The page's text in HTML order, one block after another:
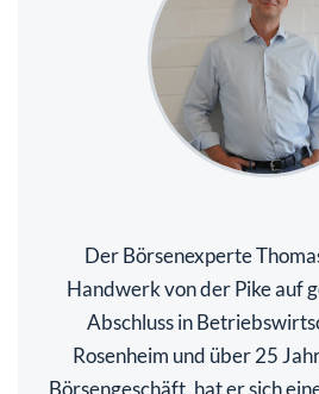
Der Börsenexperte
Handwerk von der Pike auf
Abschluss in
Rosenheim und über 25
Börsengeschäft, hat er sich